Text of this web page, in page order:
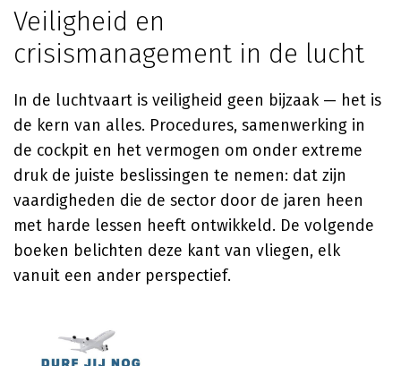
Veiligheid en
crisismanagement in de lucht
In de luchtvaart is veiligheid geen bijzaak — het is
de kern van alles. Procedures, samenwerking in
de cockpit en het vermogen om onder extreme
druk de juiste beslissingen te nemen: dat zijn
vaardigheden die de sector door de jaren heen
met harde lessen heeft ontwikkeld. De volgende
boeken belichten deze kant van vliegen, elk
vanuit een ander perspectief.